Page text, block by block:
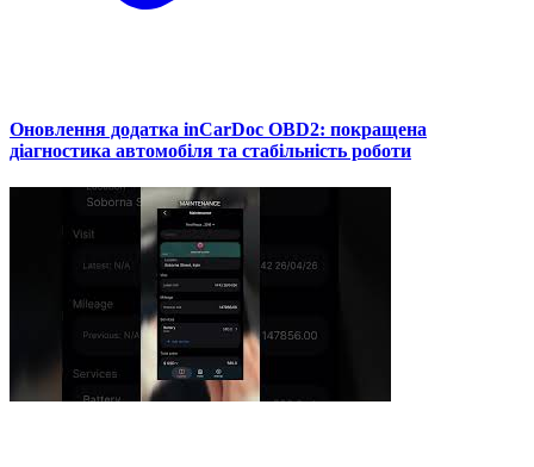
Оновлення додатка inCarDoc OBD2: покращена
діагностика автомобіля та стабільність роботи